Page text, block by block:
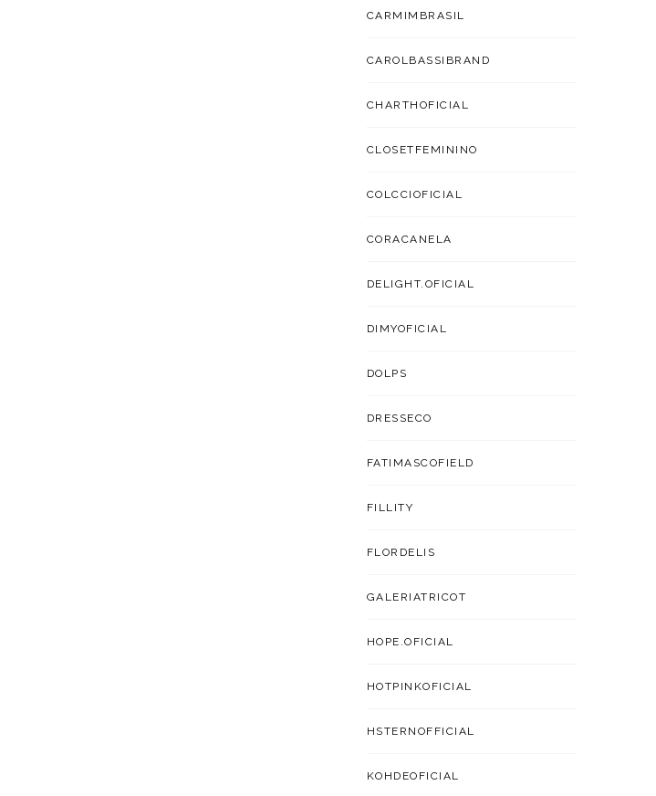
CARMIMBRASIL
CAROLBASSIBRAND
CHARTHOFICIAL
CLOSETFEMININO
COLCCIOFICIAL
CORACANELA
DELIGHT.OFICIAL
DIMYOFICIAL
DOLPS
DRESSECO
FATIMASCOFIELD
FILLITY
FLORDELIS
GALERIATRICOT
HOPE.OFICIAL
HOTPINKOFICIAL
HSTERNOFFICIAL
KOHDEOFICIAL